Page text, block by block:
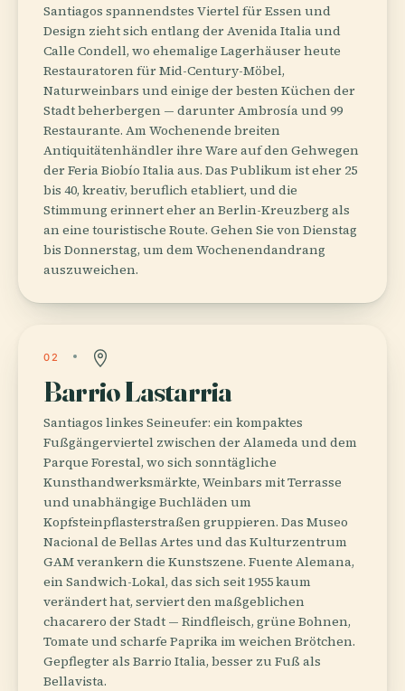
Santiagos spannendstes Viertel für Essen und
Design zieht sich entlang der Avenida Italia und
Calle Condell, wo ehemalige Lagerhäuser heute
Restauratoren für Mid-Century-Möbel,
Naturweinbars und einige der besten Küchen der
Stadt beherbergen — darunter Ambrosía und 99
Restaurante. Am Wochenende breiten
Antiquitätenhändler ihre Ware auf den Gehwegen
der Feria Biobío Italia aus. Das Publikum ist eher 25
bis 40, kreativ, beruflich etabliert, und die
Stimmung erinnert eher an Berlin-Kreuzberg als
an eine touristische Route. Gehen Sie von Dienstag
bis Donnerstag, um dem Wochenendandrang
auszuweichen.
02
Barrio Lastarria
Santiagos linkes Seineufer: ein kompaktes
Fußgängerviertel zwischen der Alameda und dem
Parque Forestal, wo sich sonntägliche
Kunsthandwerksmärkte, Weinbars mit Terrasse
und unabhängige Buchläden um
Kopfsteinpflasterstraßen gruppieren. Das Museo
Nacional de Bellas Artes und das Kulturzentrum
GAM verankern die Kunstszene. Fuente Alemana,
ein Sandwich-Lokal, das sich seit 1955 kaum
verändert hat, serviert den maßgeblichen
chacarero der Stadt — Rindfleisch, grüne Bohnen,
Tomate und scharfe Paprika im weichen Brötchen.
Gepflegter als Barrio Italia, besser zu Fuß als
Bellavista.